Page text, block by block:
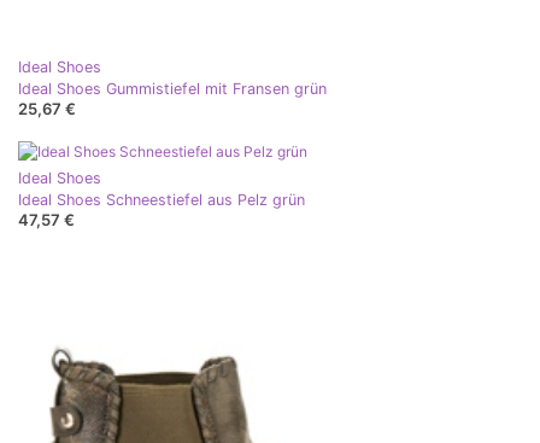
Ideal Shoes
Ideal Shoes Gummistiefel mit Fransen grün
25,67 €
Ideal Shoes
Ideal Shoes Schneestiefel aus Pelz grün
47,57 €